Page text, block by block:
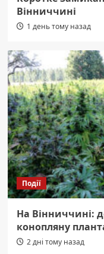
Вінниччині
1 день тому назад
Події
На Вінниччині:
конопляну
2 дні тому назад